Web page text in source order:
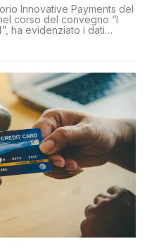
Innovative Payments del
corso del convegno “I
ha evidenziato i dati
alle